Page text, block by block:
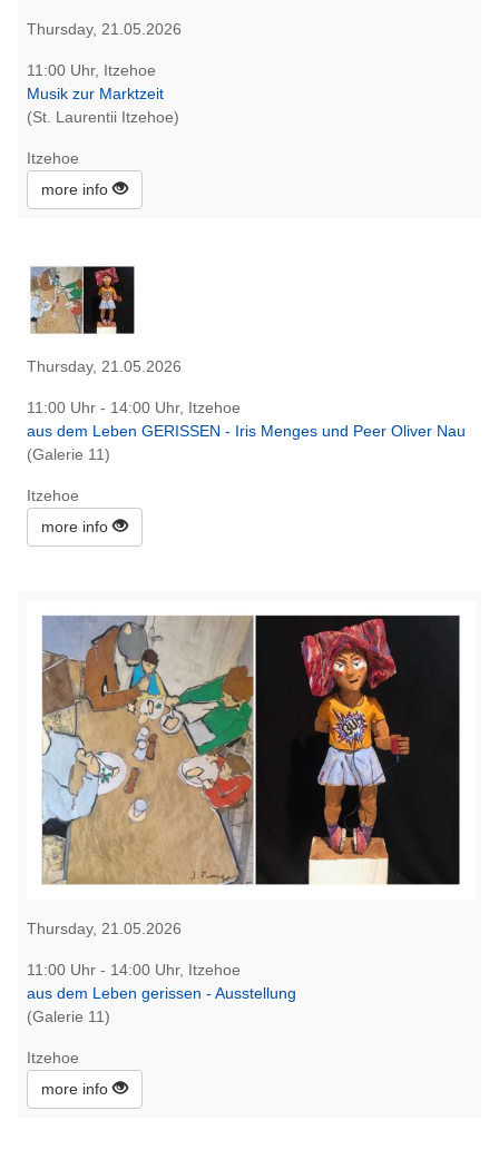
Thursday, 21.05.2026
11:00 Uhr, Itzehoe
Musik zur Marktzeit
(St. Laurentii Itzehoe)
Itzehoe
more info
Thursday, 21.05.2026
11:00 Uhr - 14:00 Uhr, Itzehoe
aus dem Leben GERISSEN - Iris Menges und Peer Oliver Nau
(Galerie 11)
Itzehoe
more info
Thursday, 21.05.2026
11:00 Uhr - 14:00 Uhr, Itzehoe
aus dem Leben gerissen - Ausstellung
(Galerie 11)
Itzehoe
more info